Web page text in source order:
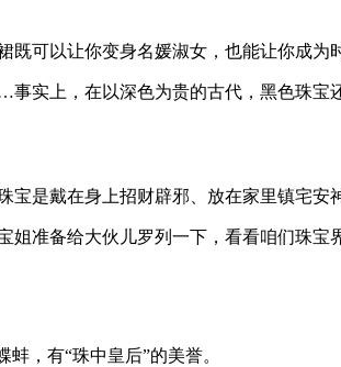
可以让你变身名媛淑女，也能让你成为
实上，在以深色为贵的古代，黑色珠宝
宝是戴在身上招财辟邪、放在家里镇宅安
准备给大伙儿罗列一下，看看咱们珠宝
，有“珠中皇后”的美誉。